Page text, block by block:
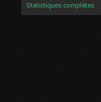
Statistiques complètes